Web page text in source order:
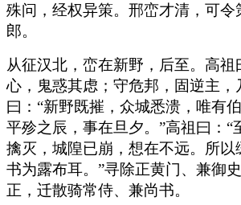
殊问，经权异策。邢峦才清，可令
郎。
从征汉北，峦在新野，后至。高祖
心，鬼惑其虑；守危邦，固逆主，
曰：“新野既摧，众城悉溃，唯有
平殄之辰，事在旦夕。”高祖曰：“
擒灭，城隍已崩，想在不远。所以
书为露布耳。”寻除正黄门、兼御
正，迁散骑常侍、兼尚书。